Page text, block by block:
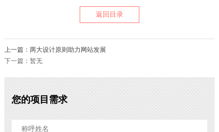
返回目录
上一篇：两大设计原则助力网站发展
下一篇：暂无
您的项目需求